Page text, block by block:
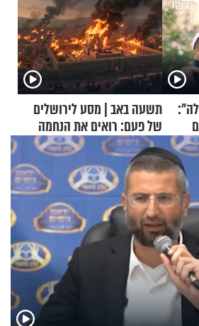
תשעה באב | מסע לירושלים
של פעם: רואים את הנחמה